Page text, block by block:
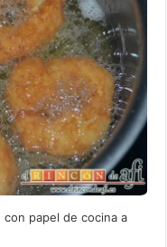
papel de cocina a